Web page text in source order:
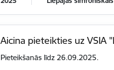
Aicina pieteikties uz VSIA
Pieteikšanās līdz 26.09.2025.